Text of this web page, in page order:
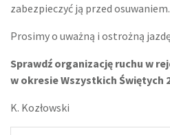
zabezpieczyć ją przed
Prosimy o uważną i ostrożną
Sprawdź organizację ruchu w
w okresie Wszystkich Świętych
K. Kozłowski